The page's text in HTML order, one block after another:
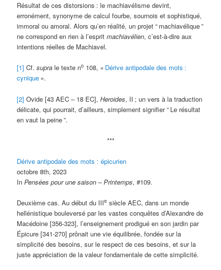
Résultat de ces distorsions : le machiavélisme devint,
erronément, synonyme de calcul fourbe, sournois et sophistiqué,
immoral ou amoral. Alors qu’en réalité, un projet “ machiavélique”
ne correspond en rien à l’espritmachiavélien, c’est-à-dire aux
intentions réelles de Machiavel.
[1] Cf.supra le texte no 108, « Dérive antipodale des mots :
cynique ».
[2] Ovide [43 AEC – 18 EC],Heroides, II ; un vers à la traduction
délicate, qui pourrait, d’ailleurs, simplement signifier “ Le résultat
en vaut la peine”.
***
Dérive antipodale des mots : épicurien
octobre 8th, 2023
InPensées pour une saison – Printemps, #109.
Deuxième cas. Au début du IIIe siècle AEC, dans un monde
hellénistique bouleversé par les vastes conquêtes d’Alexandre de
Macédoine [356-323], l’enseignement prodigué en son jardin par
Épicure [341-270] prônait une vie équilibrée, fondée sur la
simplicité des besoins, sur le respect de ces besoins, et sur la
juste appréciation de la valeur fondamentale de cette simplicité.